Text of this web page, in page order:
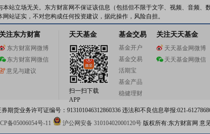
站立场无关。东方财富网不保证该信息（包括但不限于文字、视频、音频、
站证实，不对您构成任何投资建议，据此操作，风险自担。
关注东方财富
东方财富网微博
东方财富网微信
意见与建议
天天基金
扫一扫下载
APP
基金交易
基金开户
基金交易
活期宝
基金产品
稳健理财
关注天天基金
天天基金网微博
天天基金网微信
期货业务许可证编号：913101046312860336 违法和不良信息举报:021-
备05006054号-11 沪公网安备 31010402000120号版权所有:东方财富网 意